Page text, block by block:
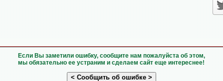
Если Вы заметили ошибку, сообщите нам пожалуйста об этом,
мы обязательно ее устраним и сделаем сайт еще интереснее!